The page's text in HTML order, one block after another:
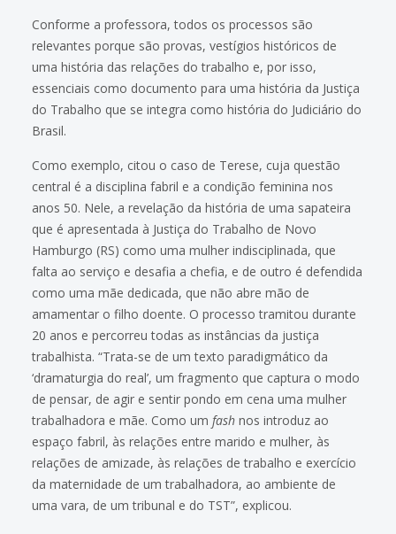
Conforme a professora, todos os processos são
relevantes porque são provas, vestígios históricos de
uma história das relações do trabalho e, por isso,
essenciais como documento para uma história da Justiça
do Trabalho que se integra como história do Judiciário do
Brasil.
Como exemplo, citou o caso de Terese, cuja questão
central é a disciplina fabril e a condição feminina nos
anos 50. Nele, a revelação da história de uma sapateira
que é apresentada à Justiça do Trabalho de Novo
Hamburgo (RS) como uma mulher indisciplinada, que
falta ao serviço e desafia a chefia, e de outro é defendida
como uma mãe dedicada, que não abre mão de
amamentar o filho doente. O processo tramitou durante
20 anos e percorreu todas as instâncias da justiça
trabalhista. “Trata-se de um texto paradigmático da
‘dramaturgia do real’, um fragmento que captura o modo
de pensar, de agir e sentir pondo em cena uma mulher
trabalhadora e mãe. Como um fash nos introduz ao
espaço fabril, às relações entre marido e mulher, às
relações de amizade, às relações de trabalho e exercício
da maternidade de um trabalhadora, ao ambiente de
uma vara, de um tribunal e do TST”, explicou.